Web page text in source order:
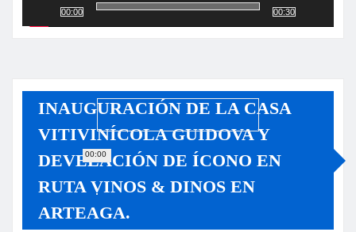
00:00
00:00
00:30
INAUGURACIÓN DE LA CASA
VITIVINÍCOLA GUIDOVA Y
DEVELACIÓN DE ÍCONO EN
RUTA VINOS & DINOS EN
ARTEAGA.